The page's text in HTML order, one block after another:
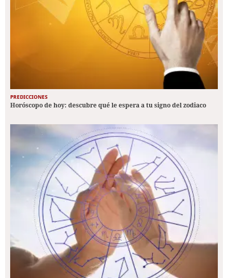
PREDICCIONES
Horóscopo de hoy: descubre qué le espera a tu signo del zodiaco